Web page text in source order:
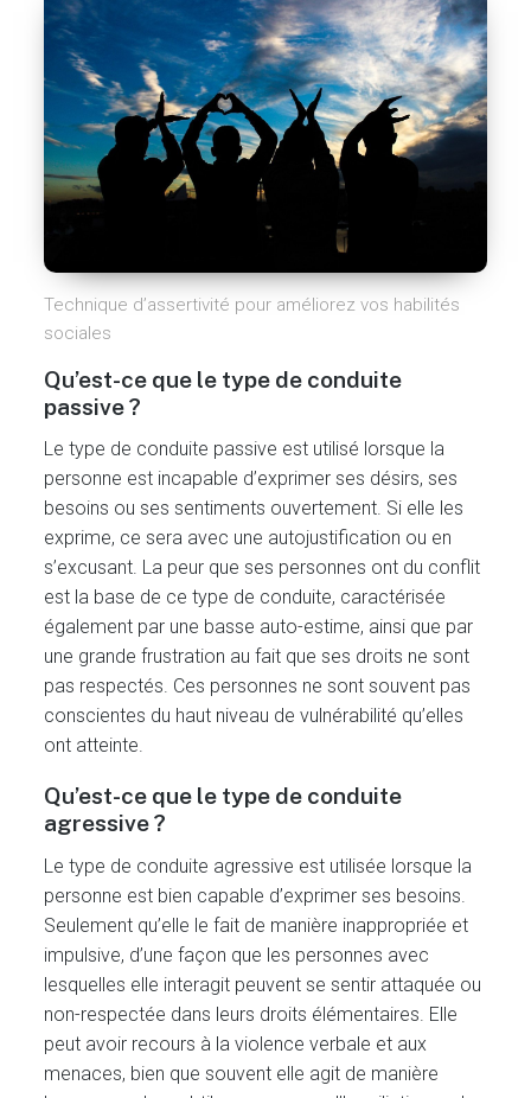
Technique d’assertivité pour améliorez vos habilités
sociales
Qu’est-ce que le type de conduite
passive ?
Le type de conduite passive est utilisé lorsque la
personne est incapable d’exprimer ses désirs, ses
besoins ou ses sentiments ouvertement. Si elle les
exprime, ce sera avec une autojustification ou en
s’excusant. La peur que ses personnes ont du conflit
est la base de ce type de conduite, caractérisée
également par une basse auto-estime, ainsi que par
une grande frustration au fait que ses droits ne sont
pas respectés. Ces personnes ne sont souvent pas
conscientes du haut niveau de vulnérabilité qu’elles
ont atteinte.
Qu’est-ce que le type de conduite
agressive ?
Le type de conduite agressive est utilisée lorsque la
personne est bien capable d’exprimer ses besoins.
Seulement qu’elle le fait de manière inappropriée et
impulsive, d’une façon que les personnes avec
lesquelles elle interagit peuvent se sentir attaquée ou
non-respectée dans leurs droits élémentaires. Elle
peut avoir recours à la violence verbale et aux
menaces, bien que souvent elle agit de manière